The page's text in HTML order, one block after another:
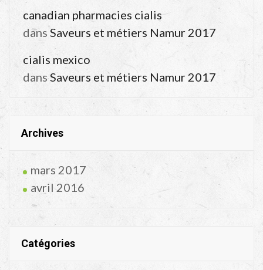
canadian pharmacies cialis
dans Saveurs et métiers Namur 2017
cialis mexico
dansSaveurs et métiers Namur 2017
Archives
mars 2017
avril 2016
Catégories